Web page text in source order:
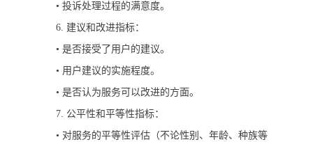
• 投诉处理过程的满意度。
6. 建议和改进指标：
• 是否接受了用户的建议。
• 用户建议的实施程度。
• 是否认为服务可以改进的方面。
7. 公平性和平等性指标：
• 对服务的平等性评估（不论性别、年龄、种族等